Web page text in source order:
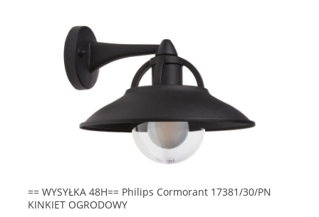
== WYSYŁKA 48H== Philips Cormorant 17381/30/PN
KINKIET OGRODOWY